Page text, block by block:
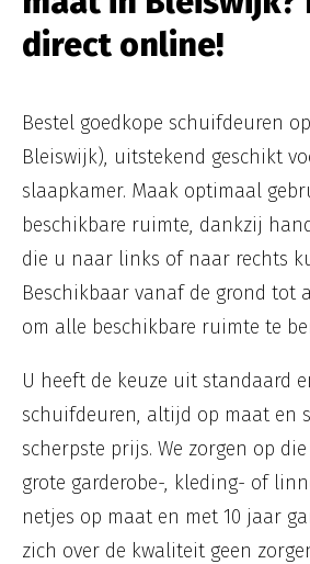
direct online!
Bestel goedkope schuifdeuren
Bleiswijk), uitstekend geschikt
slaapkamer. Maak optimaal
beschikbare ruimte, dankzij
die u naar links of naar rechts
Beschikbaar vanaf de grond tot
om alle beschikbare ruimte te
U heeft de keuze uit standaard
schuifdeuren, altijd op maat en
scherpste prijs. We zorgen op
grote garderobe-, kleding- of
netjes op maat en met 10 jaar
zich over de kwaliteit geen